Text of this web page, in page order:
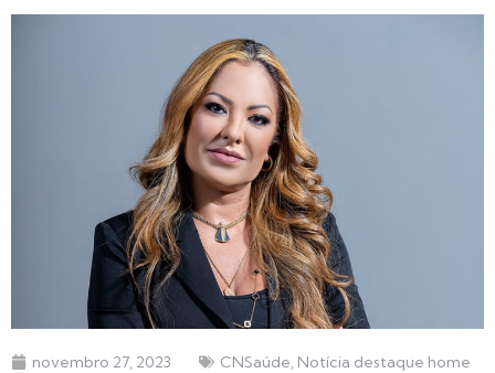
novembro 27, 2023 CNSaúde, Notícia destaque home